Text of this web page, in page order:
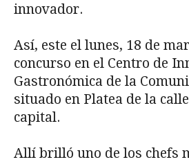
innovador.
Así, este el lunes, 18 de
concurso en el Centro de
Gastronómica de la
situado en Platea de la
capital.
Allí brilló uno de los chefs